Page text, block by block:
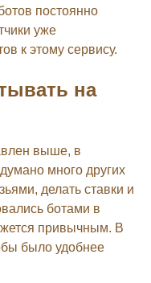
постоянно
уже
к этому сервису.
на
выше, в
много других
делать ставки и
ботами в
привычным. В
было удобнее